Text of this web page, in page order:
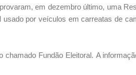
em dezembro último, uma
por veículos em carreatas de
chamado Fundão Eleitoral. A